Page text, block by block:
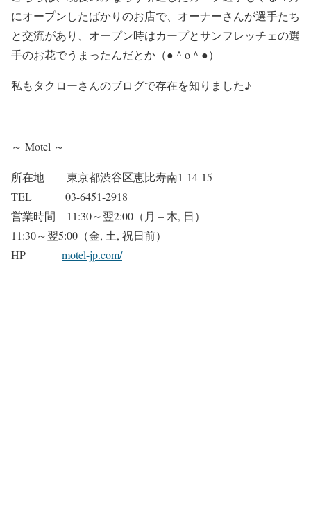
にオープンしたばかりのお店で、オーナーさんが選手たち
と交流があり、オープン時はカープとサンフレッチェの選
手のお花でうまったんだとか（●＾o＾●）
私もタクローさんのブログで存在を知りました♪
～ Motel ～
所在地 東京都渋谷区恵比寿南1-14-15
TEL 03-6451-2918
営業時間 11:30～翌2:00（月 – 木, 日）
11:30～翌5:00（金, 土, 祝日前）
HP motel-jp.com/